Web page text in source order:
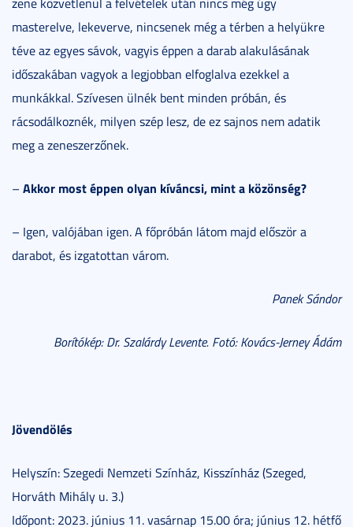
masterelve, lekeverve, nincsenek még a térben a helyükre
téve az egyes sávok, vagyis éppen a darab alakulásának
időszakában vagyok a legjobban elfoglalva ezekkel a
munkákkal. Szívesen ülnék bent minden próbán, és
rácsodálkoznék, milyen szép lesz, de ez sajnos nem adatik
meg a zeneszerzőnek.
– Akkor most éppen olyan kíváncsi, mint a közönség?
– Igen, valójában igen. A főpróbán látom majd először a
darabot, és izgatottan várom.
Panek Sándor
Borítókép: Dr. Szalárdy Levente. Fotó: Kovács-Jerney Ádám
Jövendölés
Helyszín: Szegedi Nemzeti Színház, Kisszínház (Szeged,
Horváth Mihály u. 3.)
Időpont: 2023. június 11. vasárnap 15.00 óra; június 12. hétfő